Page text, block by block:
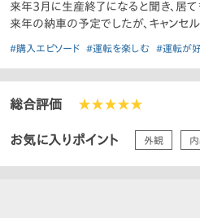
来年3月に生産終了になると聞き、居て
来年の納車の予定でしたが、キャンセ
#購入エピソード #運転を楽しむ #運転が
総合評価 ★★★★★
お気に入りポイント 外観